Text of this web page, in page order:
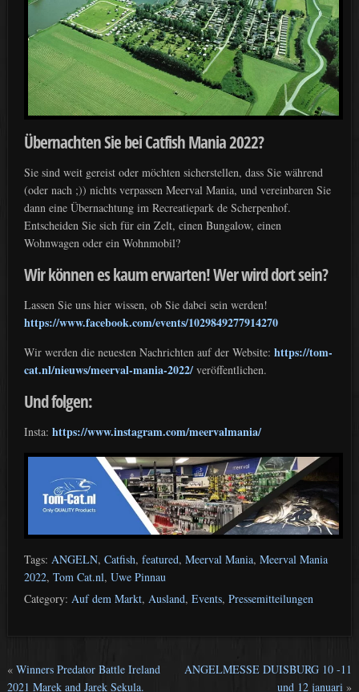
Übernachten Sie bei Catfish Mania 2022?
Sie sind weit gereist oder möchten sicherstellen, dass Sie während
(oder nach ;)) nichts verpassen Meerval Mania, und vereinbaren Sie
dann eine Übernachtung im Recreatiepark de Scherpenhof.
Entscheiden Sie sich für ein Zelt, einen Bungalow, einen
Wohnwagen oder ein Wohnmobil?
Wir können es kaum erwarten! Wer wird dort sein?
Lassen Sie uns hier wissen, ob Sie dabei sein werden!
https://www.facebook.com/events/1029849277914270
Wir werden die neuesten Nachrichten auf der Website: https://tom-
cat.nl/nieuws/meerval-mania-2022/veröffentlichen.
Und folgen:
Insta: https://www.instagram.com/meervalmania/
Tags: ANGELN, Catfish, featured, Meerval Mania, Meerval Mania
2022, Tom Cat.nl, Uwe Pinnau
Category: Auf dem Markt, Ausland, Events, Pressemitteilungen
« Winners Predator Battle Ireland
2021 Marek and Jarek Sekula.
ANGELMESSE DUISBURG 10 -11
und 12 januari »